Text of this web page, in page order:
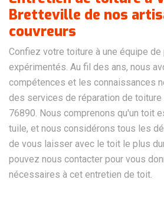
Bretteville de nos
couvreurs
Confiez votre toiture à une équipe
expérimentés. Au fil des ans, nous
compétences et les connaissances
des services de réparation de
76890. Nous comprenons qu'un toit
tuile, et nous considérons tous les
de vous laisser avec le toit le plus
pouvez nous contacter pour vous
nécessaires à cet entretien de toit.